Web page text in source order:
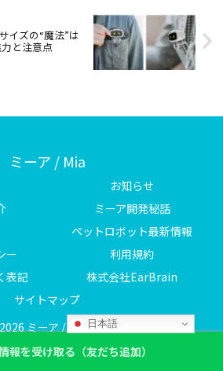
イズの“魔法”は
と注意点
ミーア / Mia
お知らせ
ミーア開発秘話
ペットロボット最新情報
ー
利用規約
表記
株式会社EarBrain
サイトマップ
ミーア / Mia All Rights Reserved.
報を受け取る（友だち追加）
日本語